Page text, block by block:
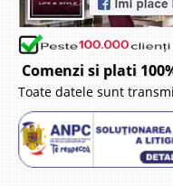
Comenzi si plati
Toate datele sunt